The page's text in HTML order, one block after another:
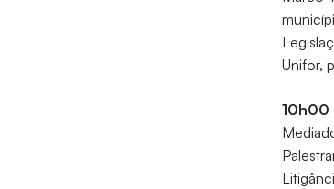
Unifor,
10h00